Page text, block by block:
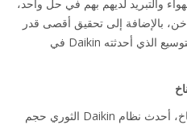
لديهم بهم في حل واحد،
إلى تحقيق أقصى قدر
من كفاءة استخدام الطاقة. يوفر التوسيع الذي أحدثته Daikin في
متخصصون في أنظمة التحكم بالمناخ، أحدث نظام Daikin الثوري حجم